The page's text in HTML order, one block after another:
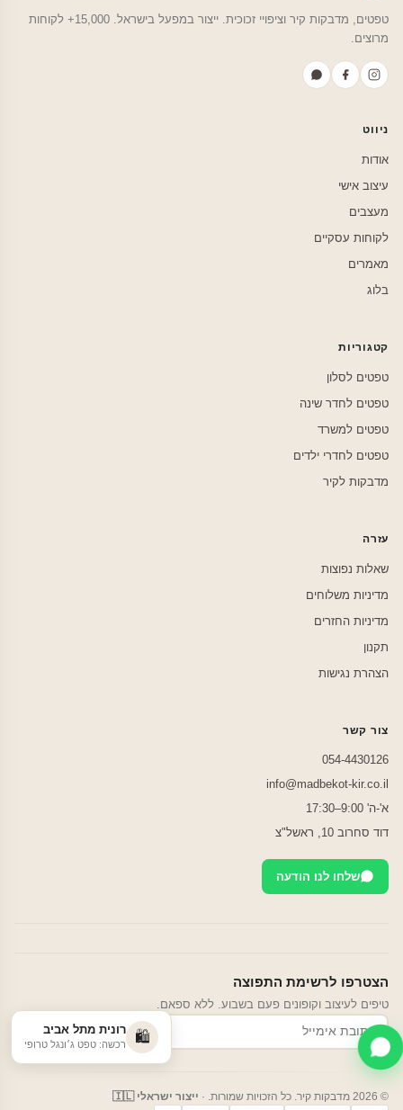
טפטים, מדבקות קיר וציפויי זכוכית. ייצור במפעל בישראל. 15,000+ לקוחות
מרוצים.
ניווט
אודות
עיצוב אישי
מעצבים
לקוחות עסקיים
מאמרים
בלוג
קטגוריות
טפטים לסלון
טפטים לחדר שינה
טפטים למשרד
טפטים לחדרי ילדים
מדבקות לקיר
עזרה
שאלות נפוצות
מדיניות משלוחים
מדיניות החזרים
תקנון
הצהרת נגישות
צור קשר
054-4430126
info@madbekot-kir.co.il
א'-ה' 9:00–17:30
דוד סחרוב 10, ראשל"צ
שלחו לנו הודעה
הצטרפו לרשימת התפוצה
טיפים לעיצוב וקופונים פעם בשבוע. ללא ספאם.
הרשמה
© 2026 מדבקות קיר. כל הזכויות שמורות. · ייצור ישראלי 🇮🇱
🛍️ רונית מתל אביב
רכשה: טפט ג׳ונגל טרופי